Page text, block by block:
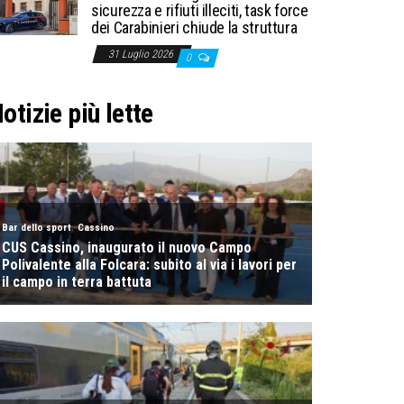
sicurezza e rifiuti illeciti, task force
dei Carabinieri chiude la struttura
31 Luglio 2026 0
più lette